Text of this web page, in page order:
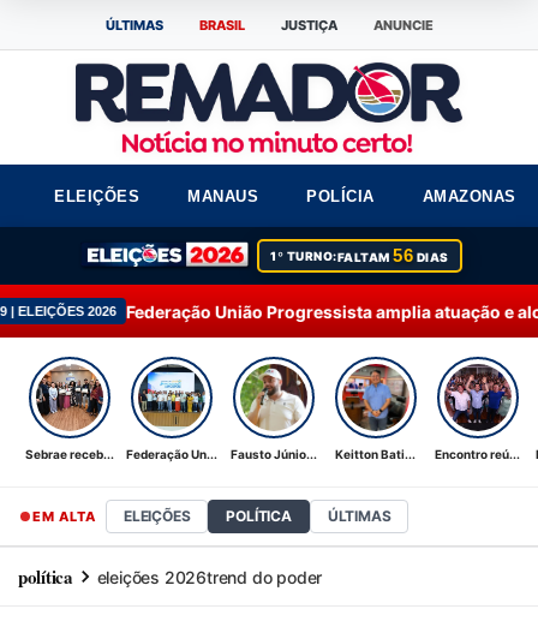
ÚLTIMAS BRASIL JUSTIÇA ANUNCIE
ELEIÇÕES MANAUS POLÍCIA AMAZONAS
1º TURNO:FALTAM56 DIAS
União Progressista amplia atuação e alcança 92% dos
Sebrae receb... Federação Un... Fausto Júnio... Keitton Bati... Encontro reú...
EM ALTA ELEIÇÕES POLÍTICA ÚLTIMAS
política eleições 2026trend do poder